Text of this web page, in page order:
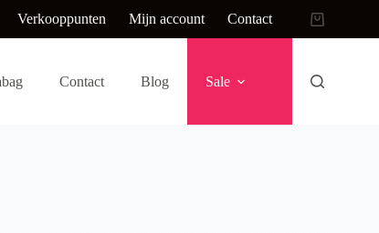
Verkooppunten Mijn account Contact
Contact Blog Sale